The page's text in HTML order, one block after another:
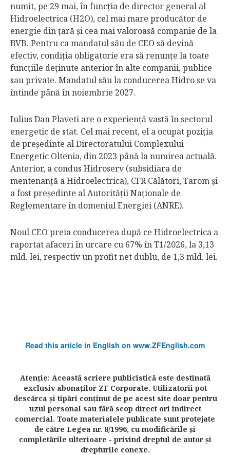
numit, pe 29 mai, în funcţia de director general al
Hidroelectrica (H2O), cel mai mare producător de
energie din ţară şi cea mai valoroasă companie de la
BVB. Pentru ca mandatul său de CEO să devină
efectiv, condiţia obligatorie era să renunţe la toate
funcţiile deţinute anterior în alte companii, publice
sau private. Mandatul său la conducerea Hidro se va
întinde până în noiembrie 2027.
Iulius Dan Plaveti are o experienţă vastă în sectorul
energetic de stat. Cel mai recent, el a ocupat poziţia
de preşedinte al Directoratului Complexului
Energetic Oltenia, din 2023 până la numirea actuală.
Anterior, a condus Hidroserv (subsidiara de
mentenanţă a Hidroelectrica), CFR Călători, Tarom şi
a fost preşedinte al Autorităţii Naţionale de
Reglementare în domeniul Energiei (ANRE).
Noul CEO preia conducerea după ce Hidroelectrica a
raportat afaceri în urcare cu 67% în T1/2026, la 3,13
mld. lei, respectiv un profit net dublu, de 1,3 mld. lei.
Read this article in English on www.ZFEnglish.com
Atenţie: Această scriere publicistică este destinată
exclusiv abonaţilor ZF Corporate. Utilizatorii pot
descărca şi tipări conţinut de pe acest site doar pentru
uzul personal sau fără scop direct ori indirect
comercial. Toate materialele publicate sunt protejate
de către Legea nr. 8/1996, cu modificările şi
completările ulterioare - privind dreptul de autor şi
drepturile conexe.